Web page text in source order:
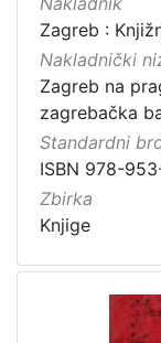
Zagreb :
Nakladnički
Zagreb na
zagrebačka
Standardni
ISBN 978-
Zbirka
Knjige